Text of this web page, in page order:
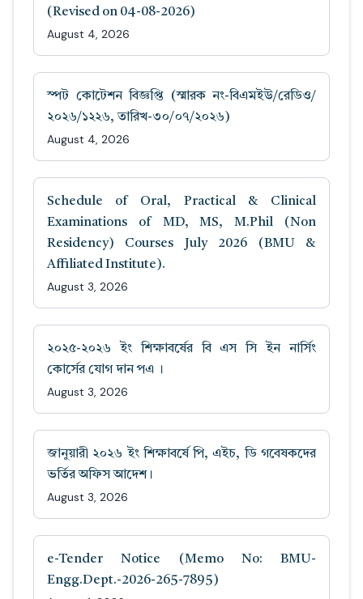
(Revised on 04-08-2026)
August 4, 2026
স্পট কোটেশন বিজ্ঞপ্তি (স্মারক নং-বিএমইউ/রেডিও/
২০২৬/১২২৬, তারিখ-৩০/০৭/২০২৬)
August 4, 2026
Schedule of Oral, Practical & Clinical
Examinations of MD, MS, M.Phil (Non
Residency) Courses July 2026 (BMU &
Affiliated Institute).
August 3, 2026
২০২৫-২০২৬ ইং শিক্ষাবর্ষের বি এস সি ইন নার্সিং
কোর্সের যোগ দান পএ ।
August 3, 2026
জানুয়ারী ২০২৬ ইং শিক্ষাবর্ষে পি, এইচ, ডি গবেষকদের
ভর্তির অফিস আদেশ।
August 3, 2026
e-Tender Notice (Memo No: BMU-
Engg.Dept.-2026-265-7895)